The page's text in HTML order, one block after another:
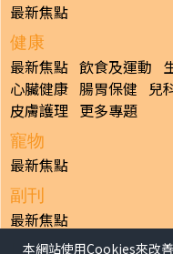
最新焦點
健康
最新焦點 飲食及運動
心臟健康 腸胃保健 兒
皮膚護理 更多專題
寵物
最新焦點
副刊
最新焦點
日報
本網站使用Cookies來改